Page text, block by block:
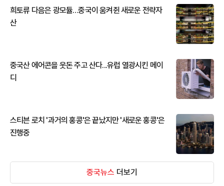
희토류 다음은 광모듈…중국이 움켜쥔 새로운 전략자
산
중국산 에어콘을 웃돈 주고 산다...유럽 열광시킨 메이
디
스티븐 로치 '과거의 홍콩'은 끝났지만 '새로운 홍콩'은
진행중
중국뉴스 더보기